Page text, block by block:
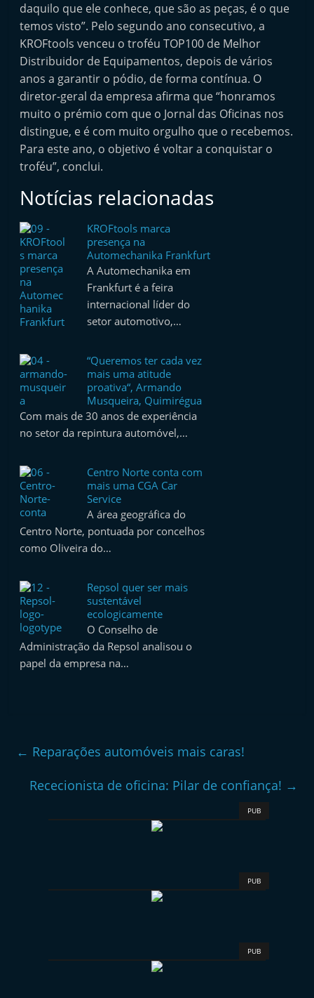
daquilo que ele conhece, que são as peças, é o que
temos visto”. Pelo segundo ano consecutivo, a
KROFtools venceu o troféu TOP100 de Melhor
Distribuidor de Equipamentos, depois de vários
anos a garantir o pódio, de forma contínua. O
diretor-geral da empresa afirma que “honramos
muito o prémio com que o Jornal das Oficinas nos
distingue, e é com muito orgulho que o recebemos.
Para este ano, o objetivo é voltar a conquistar o
troféu”, conclui.
Notícias relacionadas
KROFtools marca
presença na
Automechanika Frankfurt
A Automechanika em
Frankfurt é a feira
internacional líder do
setor automotivo,…
“Queremos ter cada vez
mais uma atitude
proativa“, Armando
Musqueira, Quimirégua
Com mais de 30 anos de experiência
no setor da repintura automóvel,…
Centro Norte conta com
mais uma CGA Car
Service
A área geográfica do
Centro Norte, pontuada por concelhos
como Oliveira do…
Repsol quer ser mais
sustentável
ecologicamente
O Conselho de
Administração da Repsol analisou o
papel da empresa na…
← Reparações automóveis mais caras!
Rececionista de oficina: Pilar de confiança! →
PUB
PUB
PUB